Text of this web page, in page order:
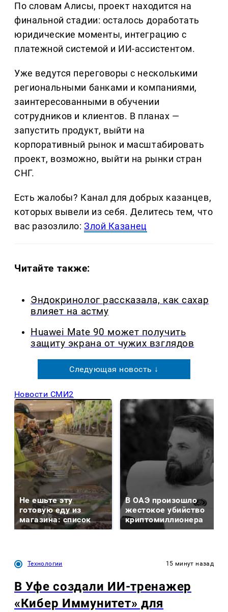
По словам Алисы, проект находится на
финальной стадии: осталось доработать
юридические моменты, интеграцию с
платежной системой и ИИ-ассистентом.
Уже ведутся переговоры с несколькими
региональными банками и компаниями,
заинтересованными в обучении
сотрудников и клиентов. В планах —
запустить продукт, выйти на
корпоративный рынок и масштабировать
проект, возможно, выйти на рынки стран
СНГ.
Есть жалобы? Канал для добрых казанцев,
которых вывели из себя. Делитеcь тем, что
вас разозлило:Злой Казанец
Читайте также:
Эндокринолог рассказала, как сахар
влияет на астму
Huawei Mate 90 может получить
защиту экрана от чужих взглядов
Следующая новость ↓
Новости СМИ2
Не ешьте эту
готовую еду из
магазина: список
В ОАЭ произошло
жестокое убийство
криптомиллионера
Технологии 15 минут назад
В Уфе создали ИИ-тренажер
«Кибер Иммунитет» для